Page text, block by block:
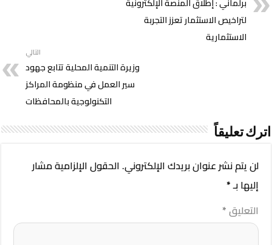
لتراخيص الاستثمار تعزز التجربة
الاستثمارية
التالي
وزيرة التنمية المحلية تتابع جهود
سير العمل في منظومة المراكز
التكنولوجية بالمحافظات
اترك تعليقاً
لن يتم نشر عنوان بريدك الإلكتروني. الحقول الإلزامية مشار
إليها بـ*
التعليق*